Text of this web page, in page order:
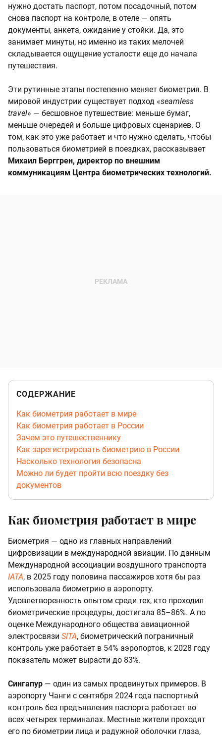
нужно достать паспорт, потом посадочный, потом
снова паспорт на контроле, в отеле — опять
документы, анкета, ожидание у стойки. Да, это
занимает минуты, но именно из таких мелочей
складывается ощущение усталости еще до начала
путешествия.
Эти рутинные этапы постепенно меняет биометрия. В
мировой индустрии существует подход «seamless
travel» — бесшовное путешествие: меньше бумаг,
меньше очередей и больше цифровых сценариев. О
том, как это уже работает и что нужно сделать, чтобы
пользоваться биометрией в поездках, рассказывает
Михаил Берггрен, директор по внешним
коммуникациям Центра биометрических технологий.
СОДЕРЖАНИЕ
Как биометрия работает в мире
Как биометрия работает в России
Зачем это путешественнику
Как зарегистрировать биометрию в России
Насколько технология безопасна
Можно ли будет пройти всю поездку без
документов
Как биометрия работает в мире
Биометрия — одно из главных направлений
цифровизации в международной авиации. По данным
Международной ассоциации воздушного транспорта
IATA, в 2025 году половина пассажиров хотя бы раз
использовала биометрию в аэропорту.
Удовлетворенность опытом среди тех, кто проходил
биометрические процедуры, достигала 85–86%. А по
оценке Международного общества авиационной
электросвязи SITA, биометрический пограничный
контроль уже работает в 54% аэропортов, к 2028 году
показатель может вырасти до 83%.
Сингапур — один из самых продвинутых примеров. В
аэропорту Чанги с сентября 2024 года паспортный
контроль без предъявления паспорта работает во
всех четырех терминалах. Местные жители проходят
его по биометрии лица и радужной оболочки глаза,